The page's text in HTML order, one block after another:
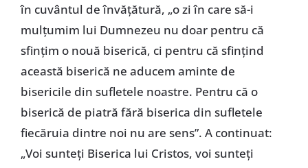
în cuvântul de învățătură, „o zi în care să-i
mulțumim lui Dumnezeu nu doar pentru că
sfințim o nouă biserică, ci pentru că sfințind
această biserică ne aducem aminte de
bisericile din sufletele noastre. Pentru că o
biserică de piatră fără biserica din sufletele
fiecăruia dintre noi nu are sens”. A continuat:
„Voi sunteți Biserica lui Cristos, voi sunteți